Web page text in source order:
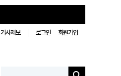
기사제보 로그인 회원가입